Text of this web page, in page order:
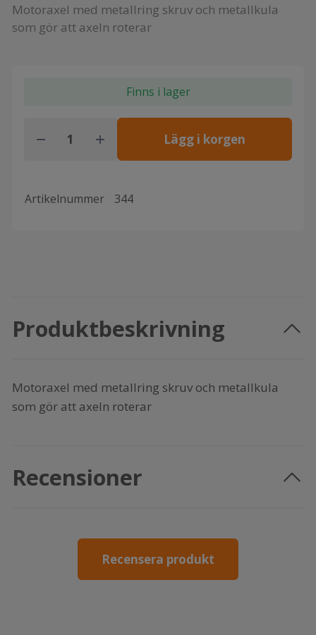
Motoraxel med metallring skruv och metallkula
som gör att axeln roterar
Finns i lager
Lägg i korgen
Artikelnummer 344
Produktbeskrivning
Motoraxel med metallring skruv och metallkula
som gör att axeln roterar
Recensioner
Recensera produkt